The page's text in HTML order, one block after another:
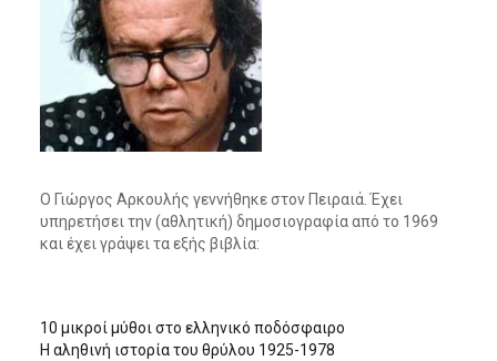
Ο Γιώργος Αρκουλής γεννήθηκε στον Πειραιά. Έχει
υπηρετήσει την (αθλητική) δημοσιογραφία από το 1969
και έχει γράψει τα εξής βιβλία:
10 μικροί μύθοι στο ελληνικό ποδόσφαιρο
Η αληθινή ιστορία του θρύλου 1925-1978